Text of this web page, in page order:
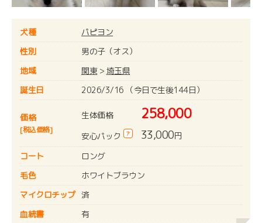
犬種
パピヨン
性別
男の子（オス）
地域
関東> 埼玉県
誕生日
2026/3/16 （今日で生後144日）
価格
[税込価格]
生体価格 258,000
安心パック ? 33,000円
コート
ロング
毛色
ホワイトブラウン
マイクロチップ 済
血統書
有